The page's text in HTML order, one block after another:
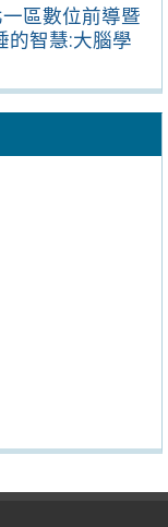
區數位前導暨
的智慧:大腦學